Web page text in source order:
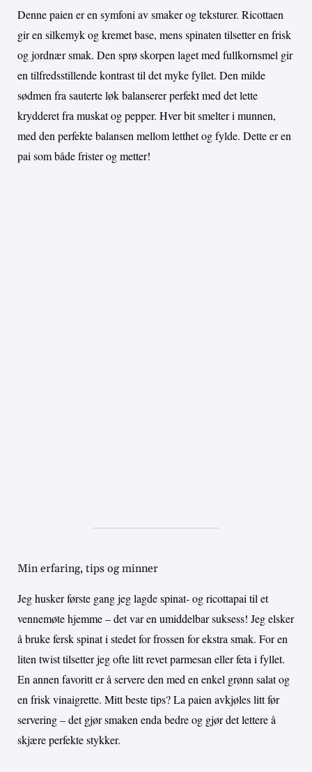
Denne paien er en symfoni av smaker og teksturer. Ricottaen
gir en silkemyk og kremet base, mens spinaten tilsetter en frisk
og jordnær smak. Den sprø skorpen laget med fullkornsmel gir
en tilfredsstillende kontrast til det myke fyllet. Den milde
sødmen fra sauterte løk balanserer perfekt med det lette
krydderet fra muskat og pepper. Hver bit smelter i munnen,
med den perfekte balansen mellom letthet og fylde. Dette er en
pai som både frister og metter!
Min erfaring, tips og minner
Jeg husker første gang jeg lagde spinat- og ricottapai til et
vennemøte hjemme – det var en umiddelbar suksess! Jeg elsker
å bruke fersk spinat i stedet for frossen for ekstra smak. For en
liten twist tilsetter jeg ofte litt revet parmesan eller feta i fyllet.
En annen favoritt er å servere den med en enkel grønn salat og
en frisk vinaigrette. Mitt beste tips? La paien avkjøles litt før
servering – det gjør smaken enda bedre og gjør det lettere å
skjære perfekte stykker.